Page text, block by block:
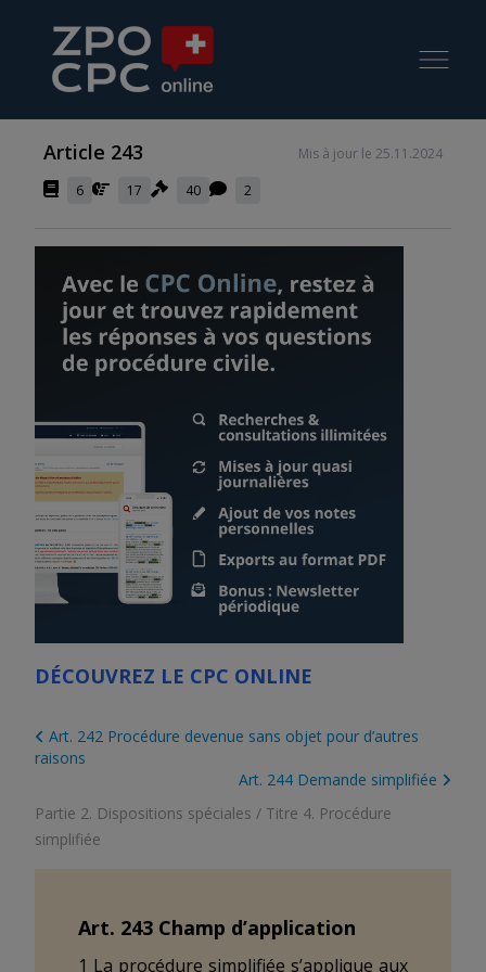
Article 243
Mis à jour le 25.11.2024
6
17 40 2
DÉCOUVREZ LE CPC ONLINE
Art. 242 Procédure devenue sans objet pour d’autres
raisons
Art. 244 Demande simplifiée
Partie 2. Dispositions spéciales / Titre 4. Procédure
simplifiée
Art. 243 Champ d’application
1 La procédure simplifiée s’applique aux